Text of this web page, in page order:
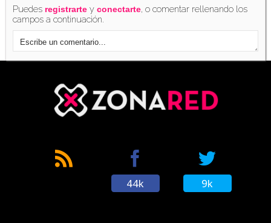
Puedes registrarte yconectarte, o comentar rellenando los
campos a continuación.
44k 9k